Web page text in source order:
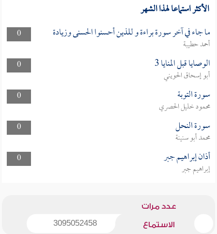
الأكثر استماعا لهذا الشهر
0 ما جاء في آخر سورة براءة و للذين أحسنوا الحسنى وزيادة
أحمد حطيبة
0
الوصايا قبل المنايا 3
أبو إسحاق الحويني
0
سورة التوبة
محمود خليل الحصري
0
سورة النحل
محمد أبو سنينة
0
أذان إبراهيم جبر
إبراهيم جبر
عدد مرات
الاستماع 3095052458